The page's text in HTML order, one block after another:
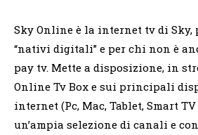
Sky Online è la internet tv di Sky,
“nativi digitali” e per chi non è
pay tv. Mette a disposizione, in
Online Tv Box e sui principali
internet (Pc, Mac, Tablet, Smart
un’ampia selezione di canali e